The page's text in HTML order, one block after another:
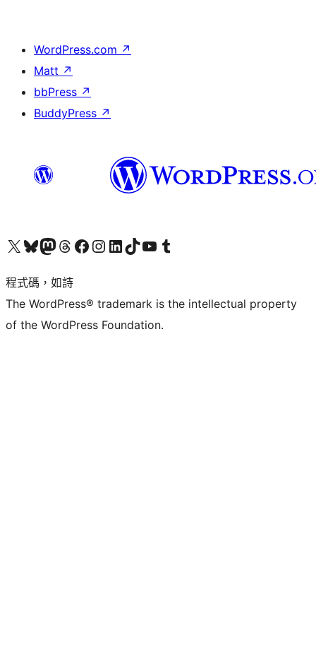
WordPress.com ↗
Matt ↗
bbPress ↗
BuddyPress ↗
查看我們的 X (之前的 Twitter) 帳號造訪我們的 Bluesky 帳號造訪我們的 Mastodon 帳號造訪我們的 Threads 帳號 造訪我們的 Facebook 粉絲專頁Visit our Instagram account
Visit our LinkedIn account
造訪我們的 TikTok 帳號Visit our YouTube channel
造訪我們的 Tumblr 帳號
程式碼，如詩
The WordPress® trademark is the intellectual property
of the WordPress Foundation.